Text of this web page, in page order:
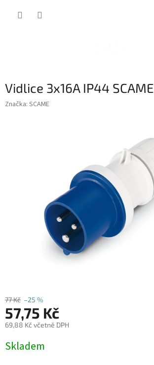
Vidlice 3x16A IP44 SCAME
Značka: SCAME
77 Kč –25 %
57,75 Kč
69,88 Kč včetně DPH
cena:
Skladem